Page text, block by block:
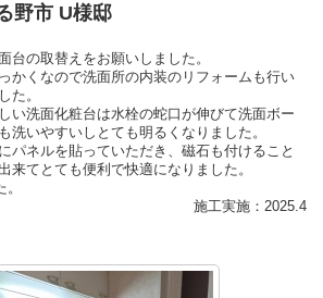
野市 U様邸
台の取替えをお願いしました。
かくなので洗面所の内装のリフォームも行い
た。
い洗面化粧台は水栓の蛇口が伸びて洗面ボー
洗いやすいしとても明るくなりました。
パネルを貼っていただき、磁石も付けること
来てとても便利で快適になりました。
施工実施：2025.4